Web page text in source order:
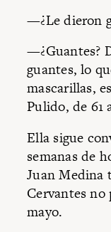
—¿Le dieron
—¿Guantes?
guantes, lo
mascarillas,
Pulido, de 61
Ella sigue
semanas de
Juan Medina
Cervantes
mayo.